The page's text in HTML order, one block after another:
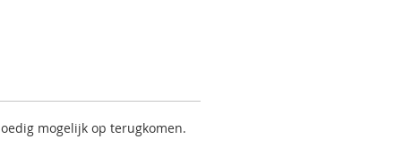
mogelijk op terugkomen.